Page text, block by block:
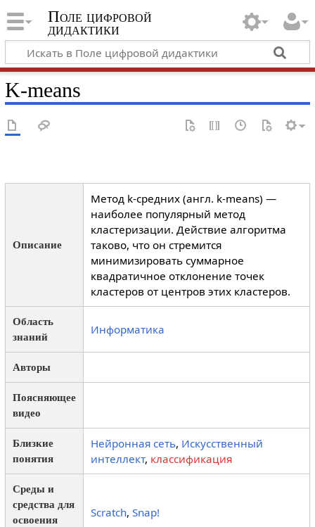
Поле цифровой
дидактики
K-means
Описание
Метод k-средних (англ. k-means) —
наиболее популярный метод
кластеризации. Действие алгоритма
таково, что он стремится
минимизировать суммарное
квадратичное отклонение точек
кластеров от центров этих кластеров.
Область
знаний
Информатика
Авторы
Поясняющее
видео
Близкие
понятия
Нейронная сеть, Искусственный
интеллект, классификация
Среды и
средства для
освоения
Scratch, Snap!